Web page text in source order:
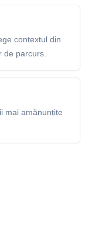
contextul din
parcurs.
mai amănunțite